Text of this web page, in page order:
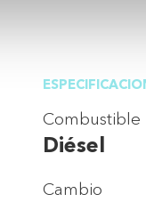
Combustible
Diésel
Cambio